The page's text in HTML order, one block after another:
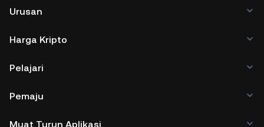
Urusan
Harga Kripto
Pelajari
Pemaju
Muat Turun Aplikasi